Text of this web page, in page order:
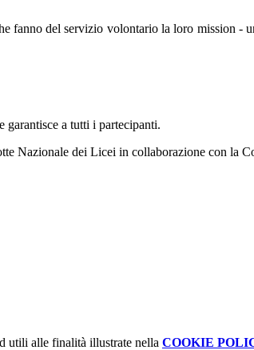
fanno del servizio volontario la loro mission -
a tutti i partecipanti.
Nazionale dei Licei in collaborazione con la
utili alle finalità illustrate nella COOKIE